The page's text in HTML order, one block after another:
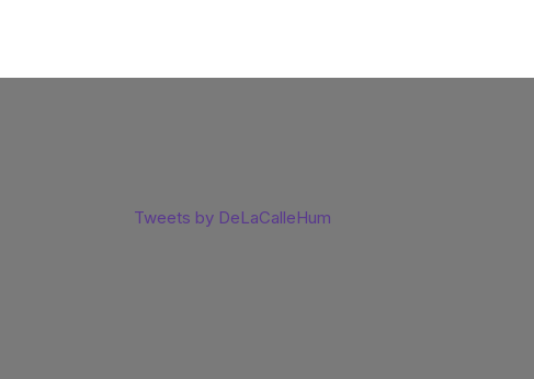
Tweets by DeLaCalleHum